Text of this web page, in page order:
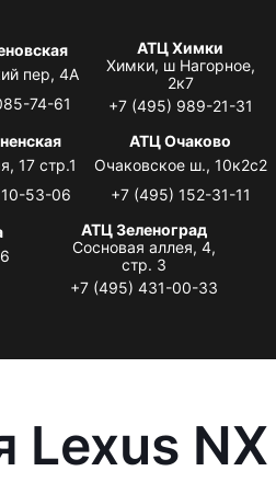
пер, 4А
74-61
АТЦ Химки
Химки, ш Нагорное,
2к7
+7 (495) 989-21-31
17 стр.1
53-06
АТЦ Очаково
Очаковское ш., 10к2с2
+7 (495) 152-31-11
АТЦ Зеленоград
Сосновая аллея, 4,
стр. 3
+7 (495) 431-00-33
Lexus NX